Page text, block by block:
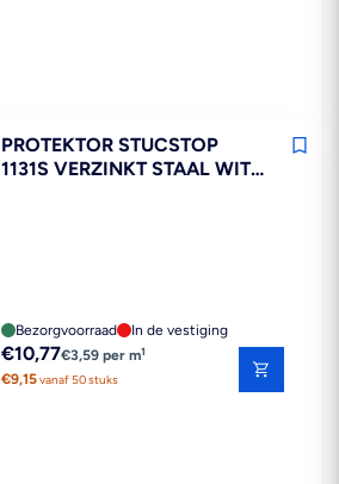
PROTEKTOR STUCSTOP
1131S VERZINKT STAAL WIT
Bezorgvoorraad In de vestiging
Reguliere
prijs
€10,77€3,59 per m1
€9,15vanaf 50 stuks